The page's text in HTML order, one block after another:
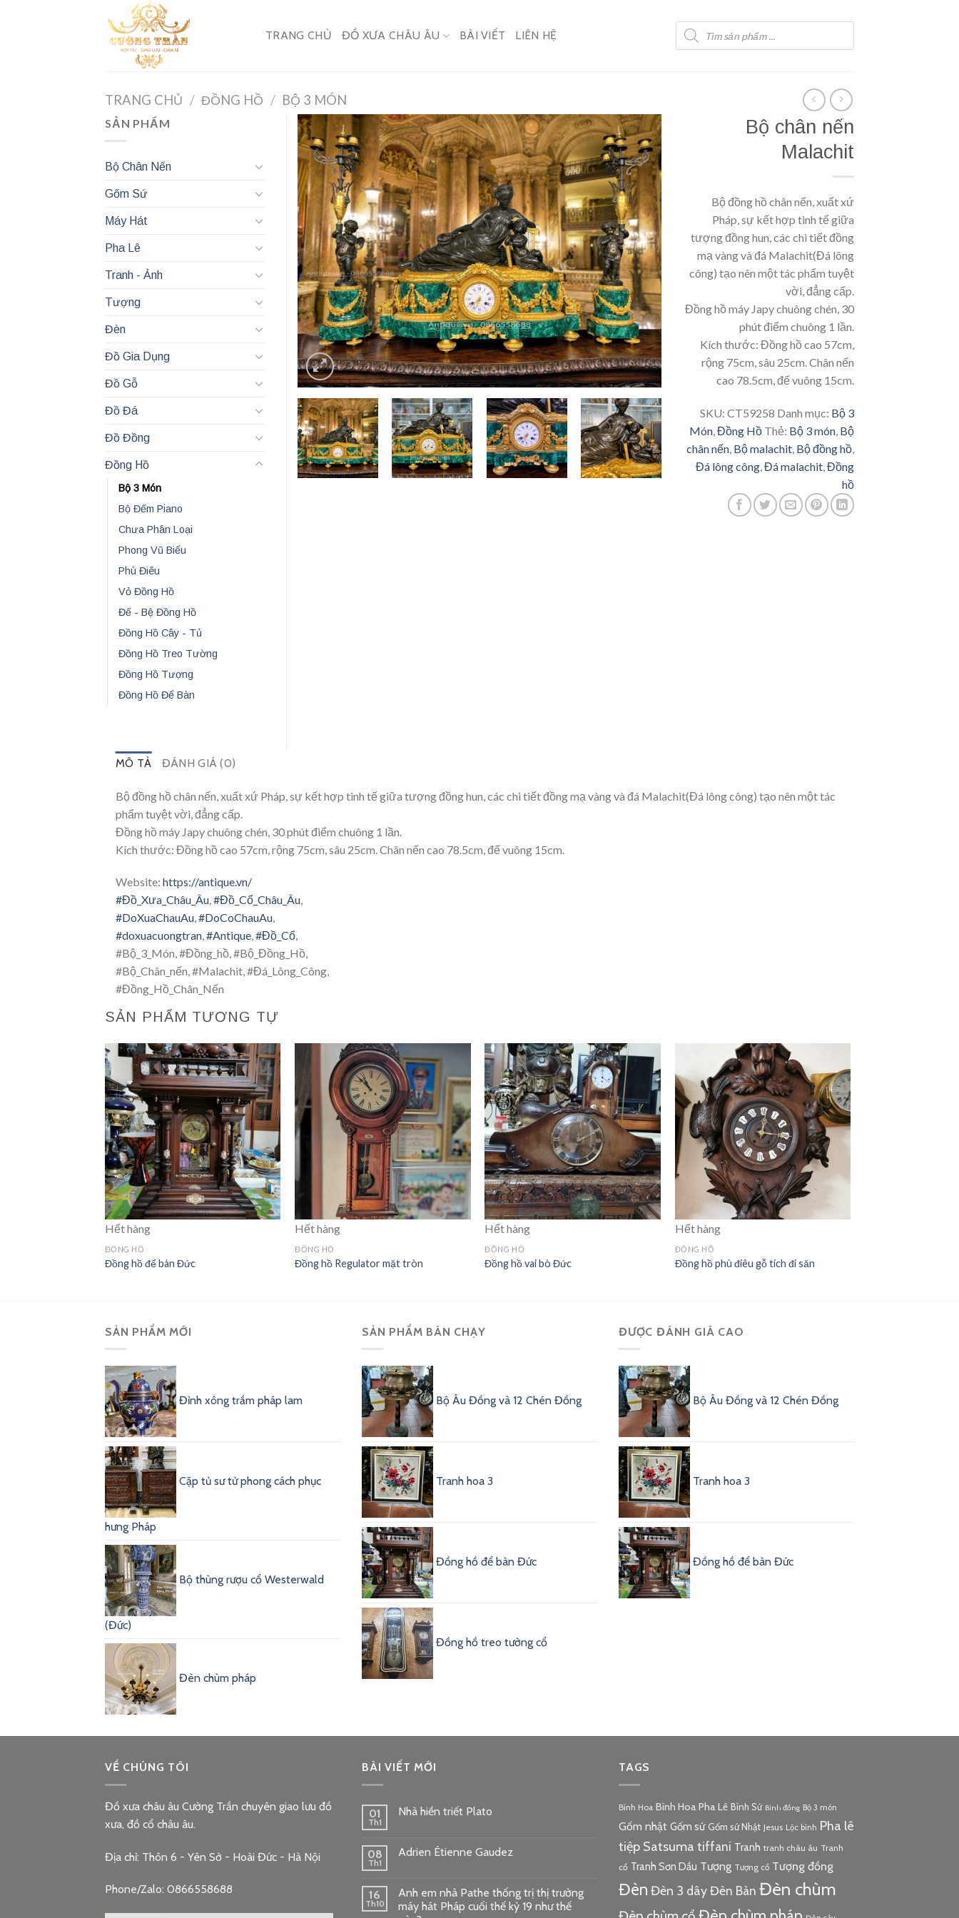
TRANG CHỦ ĐỒ XƯA CHÂU ÂU BÀI VIẾT LIÊN HỆ
Tìm
kiếm
sản
phẩm
TRANG CHỦ / ĐỒNG HỒ / BỘ 3 MÓN
Bộ chân nến
Malachit
Bộ đồng hồ chân nến, xuất xứ
Pháp, sự kết hợp tinh tế giữa
tượng đồng hun, các chi tiết đồng
mạ vàng và đá Malachit(Đá lông
công) tạo nên một tác phẩm tuyệt
vời, đẳng cấp.
Đồng hồ máy Japy chuông chén, 30
phút điểm chuông 1 lần.
Kích thước: Đồng hồ cao 57cm,
rộng 75cm, sâu 25cm. Chân nến
cao 78.5cm, đế vuông 15cm.
SKU: CT59258 Danh mục: Bộ 3
Món Đồng Hồ Thẻ: Bộ 3 món Bộ
chân nến Bộ malachit Bộ đồng hồ
Đá lông công Đá malachit Đồng
hồ
SẢN PHẨM
Bộ Chân Nến
Gốm Sứ
Máy Hát
Pha Lê
Tranh - Ảnh
Tượng
Đèn
Đồ Gia Dụng
Đồ Gỗ
Đồ Đá
Đồ Đồng
Đồng Hồ
Bộ 3 Món
Bộ Đếm Piano
Chưa Phân Loại
Phong Vũ Biểu
Phù Điêu
Vỏ Đồng Hồ
Đế - Bệ Đồng Hồ
Đồng Hồ Cây - Tủ
Đồng Hồ Treo Tường
Đồng Hồ Tượng
Đồng Hồ Để Bàn
MÔ TẢ ĐÁNH GIÁ (0)
Bộ đồng hồ chân nến, xuất xứ Pháp, sự kết hợp tinh tế giữa tượng đồng hun, các chi tiết đồng mạ vàng và đá Malachit(Đá lông công) tạo nên một tác
phẩm tuyệt vời, đẳng cấp.
Đồng hồ máy Japy chuông chén, 30 phút điểm chuông 1 lần.
Kích thước: Đồng hồ cao 57cm, rộng 75cm, sâu 25cm. Chân nến cao 78.5cm, đế vuông 15cm.
Website: https://antique.vn/
#Đồ_Xưa_Châu_Âu,#Đồ_Cổ_Châu_Âu,
#DoXuaChauAu,#DoCoChauAu,
#doxuacuongtran,#Antique,#Đồ_Cổ,
#Bộ_3_Món, #Đồng_hồ, #Bộ_Đồng_Hồ,
#Bộ_Chân_nến, #Malachit, #Đá_Lông_Công,
#Đồng_Hồ_Chân_Nến
SẢN PHẨM TƯƠNG TỰ
Hết hàng
ĐỒNG HỒ
Đồng hồ để bàn Đức
Hết hàng
ĐỒNG HỒ
Đồng hồ Regulator mặt tròn
Hết hàng
ĐỒNG HỒ
Đồng hồ vai bò Đức
Hết hàng
ĐỒNG HỒ
Đồng hồ phù điêu gỗ tích đi săn
SẢN PHẨM MỚI
Đỉnh xông trầm pháp lam
Cặp tủ sư tử phong cách phục
hưng Pháp
Bộ thùng rượu cổ Westerwald
(Đức)
Đèn chùm pháp
SẢN PHẨM BÁN CHẠY
Bộ Âu Đồng và 12 Chén Đồng
Tranh hoa 3
Đồng hồ để bàn Đức
Đồng hồ treo tường cổ
ĐƯỢC ĐÁNH GIÁ CAO
Bộ Âu Đồng và 12 Chén Đồng
Tranh hoa 3
Đồng hồ để bàn Đức
VỀ CHÚNG TÔI
Đồ xưa châu âu Cường Trần chuyên giao lưu đồ
xưa, đồ cổ châu âu.
Địa chỉ: Thôn 6 - Yên Sở - Hoài Đức - Hà Nội
Phone/Zalo: 0866558688
BÀI VIẾT MỚI
01
Th1
Nhà hiền triết Plato
08
Th1
Adrien Étienne Gaudez
16
Th10
Anh em nhà Pathe thống trị thị trường
máy hát Pháp cuối thế kỷ 19 như thế
TAGS
Bình Hoa Bình Hoa Pha Lê Bình Sứ Bình đồng Bộ 3 món
Gốm nhật Gốm sứ Gốm sứ Nhật Jesus Lộc bình Pha lê
tiệp Satsuma tiffani Tranh tranh châu âu Tranh
cổ Tranh Sơn Dầu Tượng Tượng cổ Tượng đồng
Đèn Đèn 3 dâyĐèn Bàn Đèn chùm